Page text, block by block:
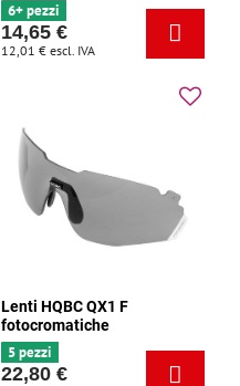
6+ pezzi
14,65 €
12,01 € escl. IVA
Lenti HQBC QX1 F
fotocromatiche
5 pezzi
22,80 €